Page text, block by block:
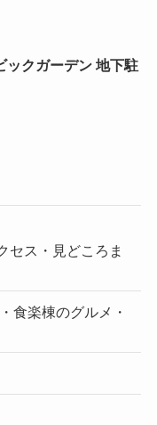
ックガーデン 地下駐
セス・見どころま
食楽棟のグルメ・